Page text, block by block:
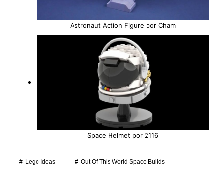
Astronaut Action Figure por Cham
Space Helmet por 2116
Lego Ideas Out Of This World Space Builds